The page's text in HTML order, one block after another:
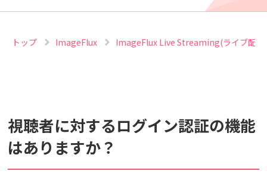
検索対象
すべて
サポート情報
動画マニュアル
トップ ImageFlux ImageFlux Live Streaming(ライブ配
視聴者に対するログイン認証の機能
はありますか？